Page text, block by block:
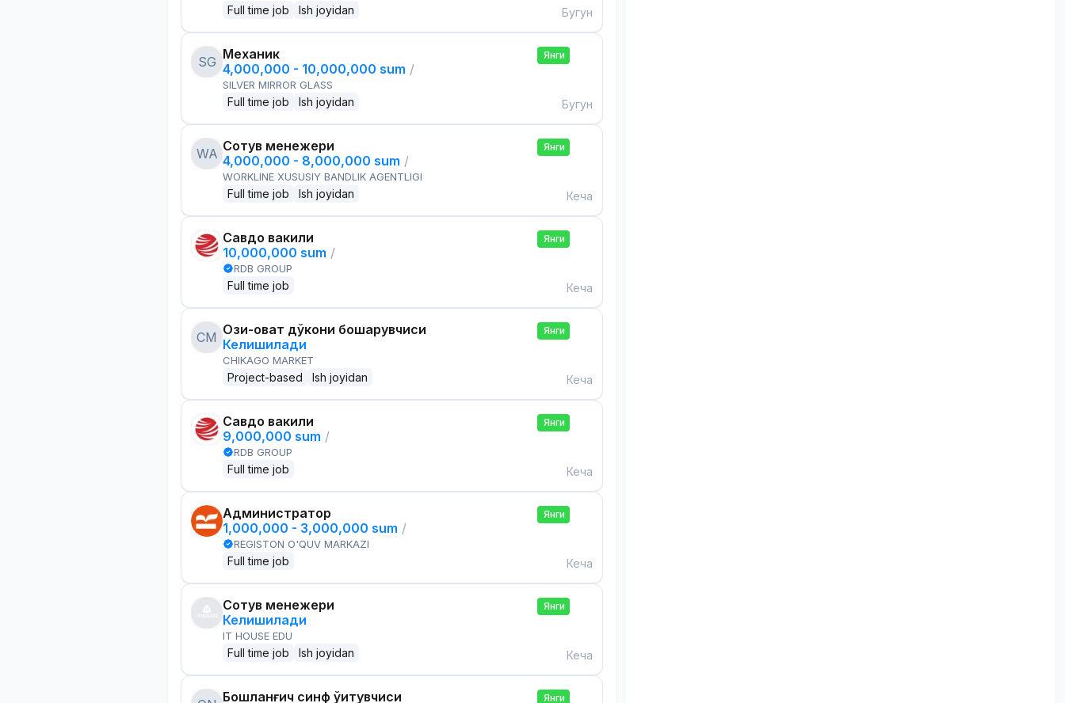
Full time job Ish joyidan Бугун
SG Механик
4,000,000 - 10,000,000 sum /
SILVER MIRROR GLASS
Full time job Ish joyidan
Янги
Бугун
WA Сотув менежери
4,000,000 - 8,000,000 sum /
WORKLINE XUSUSIY BANDLIK AGENTLIGI
Full time job Ish joyidan
Янги
Кеча
Савдо вакили
10,000,000 sum /
RDB GROUP
Full time job
Янги
Кеча
CM Озиқ-овқат дўкони бошқарувчиси
Келишилади
CHIKAGO MARKET
Project-based Ish joyidan
Янги
Кеча
Савдо вакили
9,000,000 sum /
RDB GROUP
Full time job
Янги
Кеча
Администратор
1,000,000 - 3,000,000 sum /
REGISTON O'QUV MARKAZI
Full time job
Янги
Кеча
Сотув менежери
Келишилади
IT HOUSE EDU
Full time job Ish joyidan
Янги
Кеча
Бошланғич синф ўқитувчиси Янги